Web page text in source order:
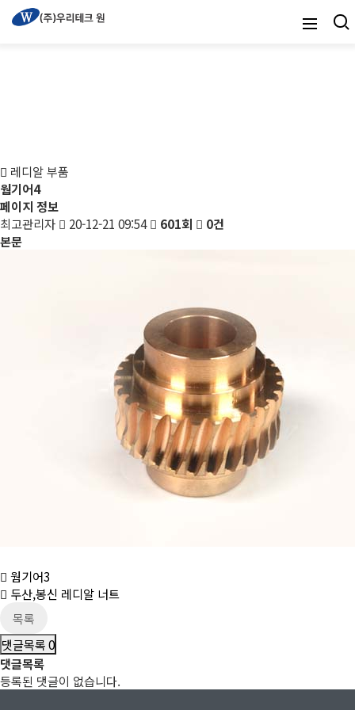
레디알 부품
웜기어4
페이지 정보
최고관리자
20-12-21 09:54 601회
0건
본문
웜기어3
두산,봉신 레디알 너트
목록
댓글목록0
댓글목록
등록된 댓글이 없습니다.